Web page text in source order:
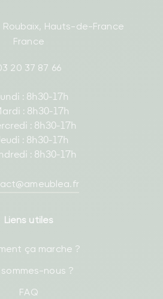
Roubaix, Hauts-de-France
France
20 37 87 66
: 8h30-17h
: 8h30-17h
: 8h30-17h
: 8h30-17h
: 8h30-17h
Liens utiles
ça marche ?
sommes-nous ?
FAQ